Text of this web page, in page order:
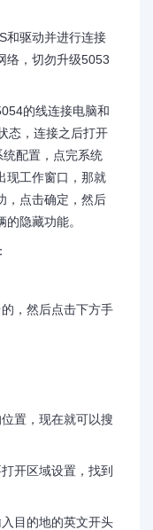
驱动并进行连接
络，切勿升级5053
的线连接电脑和
态，连接之后打开
配置，点完系统
现工作窗口，那就
，点击确定，然后
隐藏功能。
，然后点击下方手
置，现在就可以搜
开区域设置，找到
目的地的英文开头